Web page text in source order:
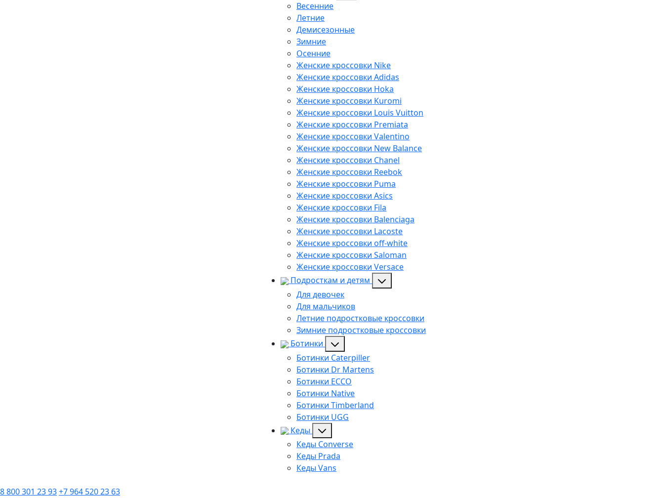
Весенние
Летние
Демисезонные
Зимние
Осенние
Женские кроссовки Nike
Женские кроссовки Adidas
Женские кроссовки Hoka
Женские кроссовки Kuromi
Женские кроссовки Louis Vuitton
Женские кроссовки Premiata
Женские кроссовки Valentino
Женские кроссовки New Balance
Женские кроссовки Chanel
Женские кроссовки Reebok
Женские кроссовки Puma
Женские кроссовки Asics
Женские кроссовки Fila
Женские кроссовки Balenciaga
Женские кроссовки Lacoste
Женские кроссовки off-white
Женские кроссовки Saloman
Женские кроссовки Versace
Подросткам и детям
Для девочек
Для мальчиков
Летние подростковые кроссовки
Зимние подростковые кроссовки
Ботинки
Ботинки Caterpiller
Ботинки Dr Martens
Ботинки ECCO
Ботинки Native
Ботинки Timberland
Ботинки UGG
Кеды
Кеды Converse
Кеды Prada
Кеды Vans
8 800 301 23 93+7 964 520 23 63